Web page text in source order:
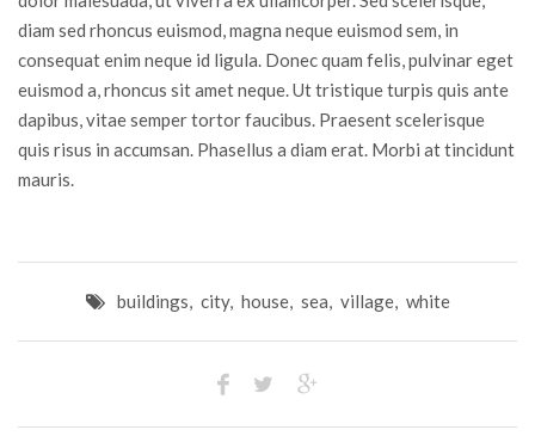
diam sed rhoncus euismod, magna neque euismod sem, in
consequat enim neque id ligula. Donec quam felis, pulvinar eget
euismod a, rhoncus sit amet neque. Ut tristique turpis quis ante
dapibus, vitae semper tortor faucibus. Praesent scelerisque
quis risus in accumsan. Phasellus a diam erat. Morbi at tincidunt
mauris.
buildings, city, house, sea, village, white